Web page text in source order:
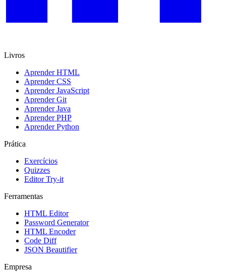
Livros
Aprender HTML
Aprender CSS
Aprender JavaScript
Aprender Git
Aprender Java
Aprender PHP
Aprender Python
Prática
Exercícios
Quizzes
Editor Try-it
Ferramentas
HTML Editor
Password Generator
HTML Encoder
Code Diff
JSON Beautifier
Empresa